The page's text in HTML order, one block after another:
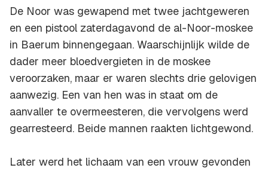
De Noor was gewapend met twee jachtgeweren
en een pistool zaterdagavond de al-Noor-moskee
in Baerum binnengegaan. Waarschijnlijk wilde de
dader meer bloedvergieten in de moskee
veroorzaken, maar er waren slechts drie gelovigen
aanwezig. Een van hen was in staat om de
aanvaller te overmeesteren, die vervolgens werd
gearresteerd. Beide mannen raakten lichtgewond.
Later werd het lichaam van een vrouw gevonden